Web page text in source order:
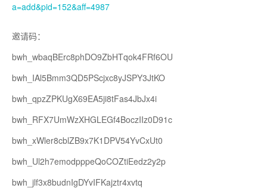
a=add&pid=152&aff=4987
邀请码：
bwh_wbaqBErc8phDO9ZbHTqok4FRf6OU
bwh_IAl5Bmm3QD5PScjxc8yJSPY3JtKO
bwh_qpzZPKUgX69EA5ji8tFas4JbJx4i
bwh_RFX7UmWzXHGLEGf4BoczIIz0D91c
bwh_xWler8cblZB9x7K1DPV54YvCxUt0
bwh_Ul2h7emodpppeQoCOZtiEedz2y2p
bwh_jlf3x8budnIgDYvIFKajztr4xvtq